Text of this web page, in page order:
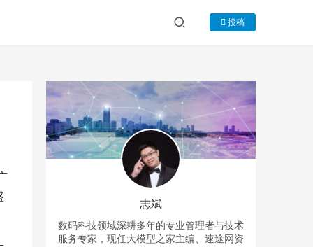
投稿
志斌
数码科技领域深耕多年的专业管理者与技术
服务专家，现任大模型之家主编、速途网资